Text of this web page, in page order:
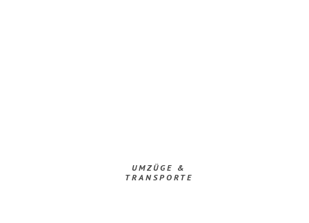
UMZÜGE &
TRANSPORTE